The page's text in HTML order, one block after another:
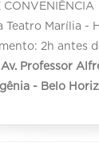
Teatro Marília -
2h antes
Av. Professor
- Belo